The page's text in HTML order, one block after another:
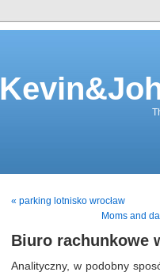
« parking lotnisko wrocław
Moms and
Biuro rachunkowe
Analityczny, w podobny